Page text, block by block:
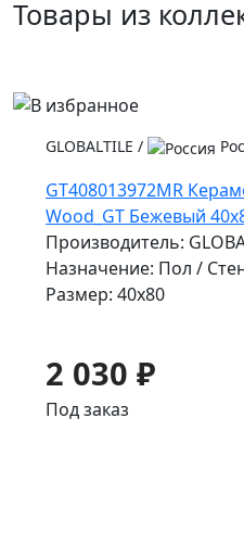
Товары из
GLOBALTILE /
GT408013972MR
Wood_GT Бежевый
Производитель:
Назначение: Пол /
Размер: 40x80
2 030 ₽
Под заказ